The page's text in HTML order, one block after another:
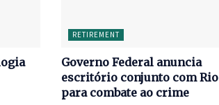
RETIREMENT
Governo Federal anuncia
escritório conjunto com Rio
para combate ao crime